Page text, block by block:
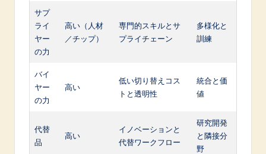
サプ
ライ
ヤー
の力
高い（人材
／チップ）
専門的スキルとサ
プライチェーン
多様化と
訓練
バイ
ヤー
の力
高い
低い切り替えコス
トと透明性
統合と価
値
代替
品
高い
イノベーションと
代替ワークフロー
研究開発
と隣接分
野